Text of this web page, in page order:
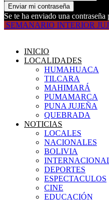
Se te ha enviado una
SEMANARIO INTERIOR
INICIO
LOCALIDADES
HUMAHUACA
TILCARA
MAHIMARÁ
PUMAMARCA
PUNA JUJEÑA
QUEBRADA
NOTICIAS
LOCALES
NACIONALES
BOLIVIA
DEPORTES
ESPECTACULOS
CINE
EDUCACIÓN